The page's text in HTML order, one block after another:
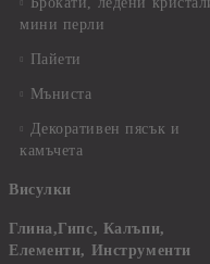
мини перли
Пайети
Мъниста
Декоративен пясък и
камъчета
Висулки
Глина,Гипс, Калъпи,
Елементи, Инструменти